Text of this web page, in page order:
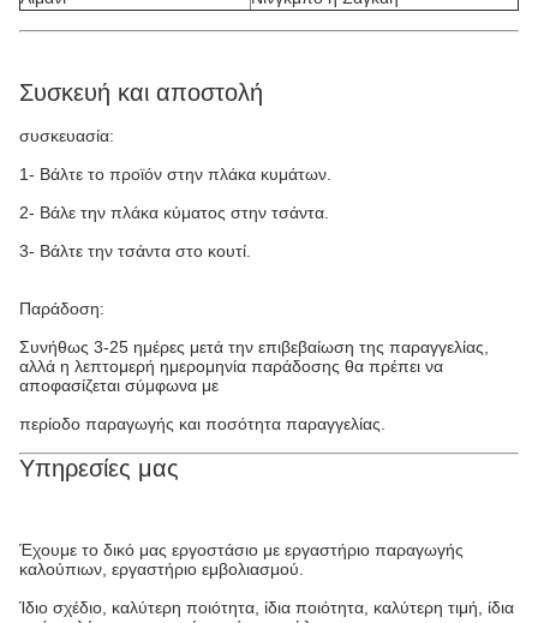
Συσκευή και αποστολή
συσκευασία:
1- Βάλτε το προϊόν στην πλάκα κυμάτων.
2- Βάλε την πλάκα κύματος στην τσάντα.
3- Βάλτε την τσάντα στο κουτί.
Παράδοση:
Συνήθως 3-25 ημέρες μετά την επιβεβαίωση της παραγγελίας,
αλλά η λεπτομερή ημερομηνία παράδοσης θα πρέπει να
αποφασίζεται σύμφωνα με
περίοδο παραγωγής και ποσότητα παραγγελίας.
Υπηρεσίες μας
Έχουμε το δικό μας εργοστάσιο με εργαστήριο παραγωγής
καλούπιων, εργαστήριο εμβολιασμού.
Ίδιο σχέδιο, καλύτερη ποιότητα, ίδια ποιότητα, καλύτερη τιμή, ίδια